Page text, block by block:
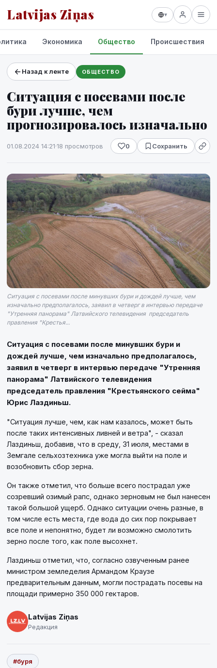
Latvijas Ziņas ▾
Проекты и сервисы
Прогноз погоды
Экономика Общество Происшествия
Назад к ленте ОБЩЕСТВО
Ситуация с посевами после
бури лучше, чем
прогнозировалось изначально
01.08.2024 14:21·18 просмотров 0 Сохранить
Ситуация с посевами после минувших бури и дождей лучше, чем
изначально предполагалось, заявил в четверг в интервью передаче
"Утренняя панорама" Латвийского телевидения председатель
правления "Крестья...
Ситуация с посевами после минувших бури и
дождей лучше, чем изначально предполагалось,
заявил в четверг в интервью передаче "Утренняя
панорама" Латвийского телевидения
председатель правления "Крестьянского сейма"
Юрис Лаздиньш.
"Ситуация лучше, чем, как нам казалось, может быть
после таких интенсивных ливней и ветра", - сказал
Лаздиньш, добавив, что в среду, 31 июля, местами в
Земгале сельхозтехника уже могла выйти на поле и
возобновить сбор зерна.
Он также отметил, что больше всего пострадал уже
созревший озимый рапс, однако зерновым не был нанесен
такой большой ущерб. Однако ситуации очень разные, в
том числе есть места, где вода до сих пор покрывает
все поле и непонятно, будет ли возможно смолотить
зерно после того, как поле высохнет.
Лаздиньш отметил, что, согласно озвученным ранее
министром земледелия Армандом Краузе
предварительным данным, могли пострадать посевы на
площади примерно 350 000 гектаров.
Latvijas Ziņas
Редакция
#буря